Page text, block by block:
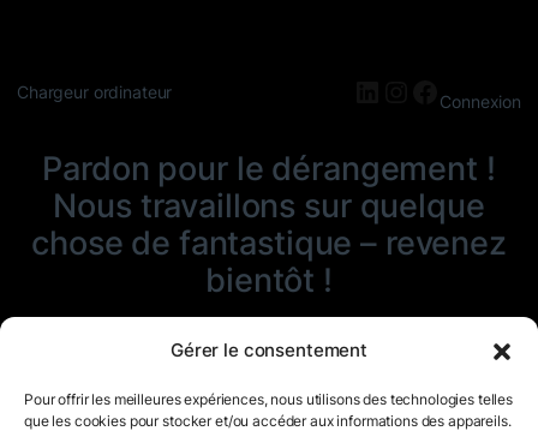
Gérer le consentement
Pour offrir les meilleures expériences, nous utilisons des technologies telles
que les cookies pour stocker et/ou accéder aux informations des appareils.
Chargeur ordinateur LinkedIn
Instagram
Connexion
Pardon pour le dérangement !
Nous travaillons sur quelque
chose de fantastique – revenez
bientôt !